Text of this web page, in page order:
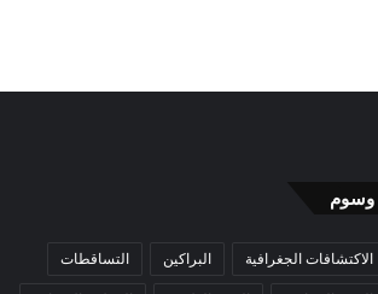
وسوم
الاكتشافات الجغرافية البراكين التساقطات